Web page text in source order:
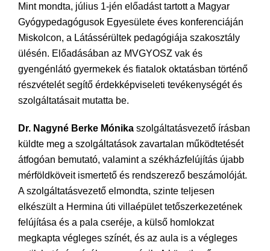
Mint mondta, július 1-jén előadást tartott a Magyar
Gyógypedagógusok Egyesülete éves konferenciáján
Miskolcon, a Látássérültek pedagógiája szakosztály
ülésén. Előadásában az MVGYOSZ vak és
gyengénlátó gyermekek és fiatalok oktatásban történő
részvételét segítő érdekképviseleti tevékenységét és
szolgáltatásait mutatta be.
Dr. Nagyné Berke Mónika szolgáltatásvezető írásban
küldte meg a szolgáltatások zavartalan működtetését
átfogóan bemutató, valamint a székházfelújítás újabb
mérföldköveit ismertető és rendszerező beszámolóját.
A szolgáltatásvezető elmondta, szinte teljesen
elkészült a Hermina úti villaépület tetőszerkezetének
felújítása és a pala cseréje, a külső homlokzat
megkapta végleges színét, és az aula is a végleges